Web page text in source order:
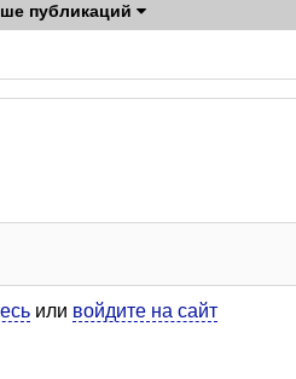
публикаций
или войдите на сайт